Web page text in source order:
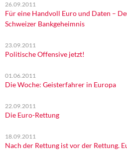
Institut Solidarische
Kontakt
26.09.2011
Für eine Handvoll Euro und Daten –
Schweizer Bankgeheimnis
23.09.2011
Politische Offensive jetzt!
01.06.2011
Die Woche: Geisterfahrer in Europa
22.09.2011
Die Euro-Rettung
18.09.2011
Nach der Rettung ist vor der Rettung.